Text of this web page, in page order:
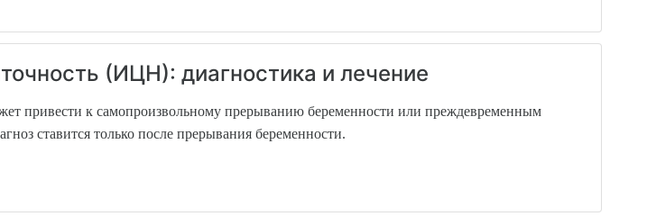
(ИЦН): диагностика и лечение
привести к самопроизвольному прерыванию беременности или преждевременным
ставится только после прерывания беременности.